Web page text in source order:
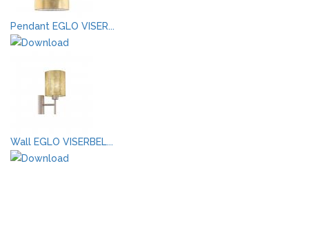
Pendant EGLO VISER...
Wall EGLO VISERBEL...